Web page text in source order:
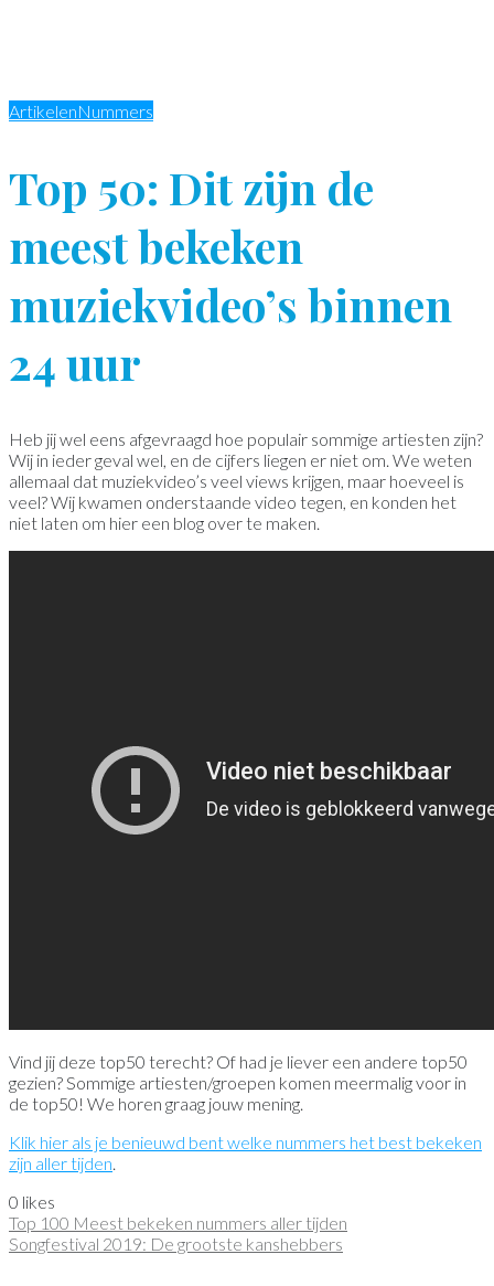
ArtikelenNummers
Top 50: Dit zijn de
meest bekeken
muziekvideo’s binnen
24 uur
Heb jij wel eens afgevraagd hoe populair sommige artiesten zijn?
Wij in ieder geval wel, en de cijfers liegen er niet om. We weten
allemaal dat muziekvideo’s veel views krijgen, maar hoeveel is
veel? Wij kwamen onderstaande video tegen, en konden het
niet laten om hier een blog over te maken.
Vind jij deze top50 terecht? Of had je liever een andere top50
gezien? Sommige artiesten/groepen komen meermalig voor in
de top50! We horen graag jouw mening.
Klik hier als je benieuwd bent welke nummers het best bekeken
zijn aller tijden.
0 likes
Top 100 Meest bekeken nummers aller tijden
Songfestival 2019: De grootste kanshebbers